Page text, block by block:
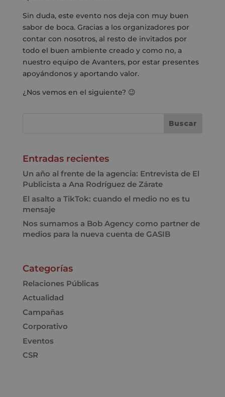
Sin duda, este evento nos deja con muy buen
sabor de boca. Gracias a los organizadores por
contar con nosotros, al resto de invitados por
todo el buen ambiente creado y como no, a
nuestro equipo de Avanters, por estar presentes
apoyándonos y aportando valor.
¿Nos vemos en el siguiente? 😉
Entradas recientes
Un año al frente de la agencia: Entrevista de El
Publicista a Ana Rodríguez de Zárate
El asalto a TikTok: cuando el medio no es tu
mensaje
Nos sumamos a Bob Agency como partner de
medios para la nueva cuenta de GASIB
Categorías
Relaciones Públicas
Actualidad
Campañas
Corporativo
Eventos
CSR